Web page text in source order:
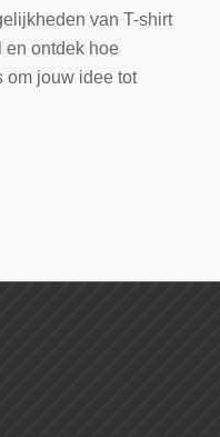
van T-shirt
en ontdek hoe
om jouw idee tot